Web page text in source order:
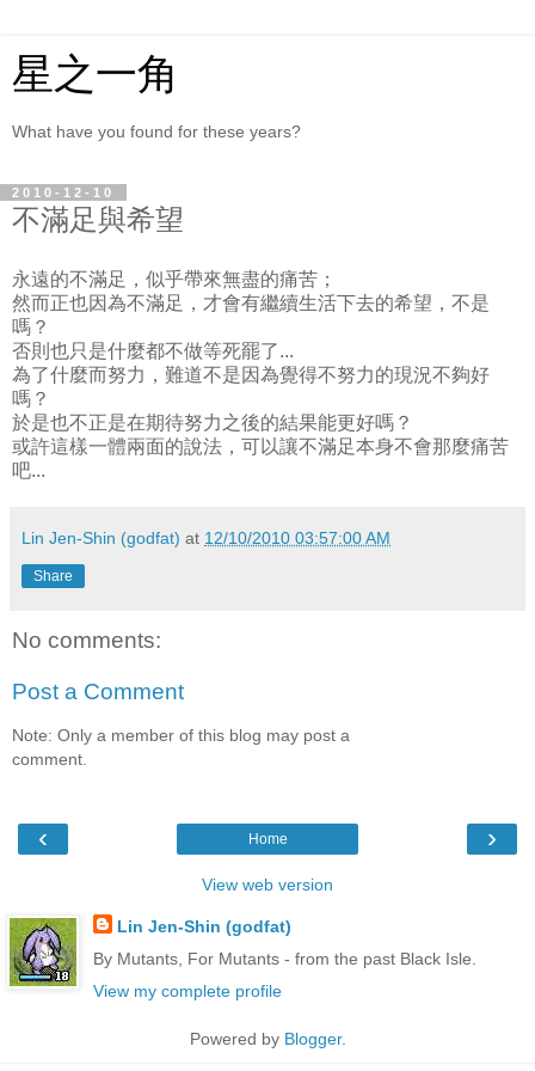
星之一角
What have you found for these years?
2010-12-10
不滿足與希望
永遠的不滿足，似乎帶來無盡的痛苦；
然而正也因為不滿足，才會有繼續生活下去的希望，不是
嗎？
否則也只是什麼都不做等死罷了...
為了什麼而努力，難道不是因為覺得不努力的現況不夠好
嗎？
於是也不正是在期待努力之後的結果能更好嗎？
或許這樣一體兩面的說法，可以讓不滿足本身不會那麼痛苦
吧...
Lin Jen-Shin (godfat) at 12/10/2010 03:57:00 AM
Share
No comments:
Post a Comment
Note: Only a member of this blog may post a
comment.
‹ ›
Home
View web version
Lin Jen-Shin (godfat)
By Mutants, For Mutants - from the past Black Isle.
View my complete profile
Powered by Blogger.